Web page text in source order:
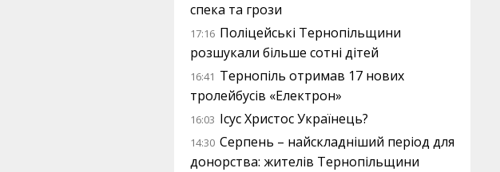
спека та грози
17:16 Поліцейські Тернопільщини
розшукали більше сотні дітей
16:41 Тернопіль отримав 17 нових
тролейбусів «Електрон»
16:03 Ісус Христос Українець?
14:30 Серпень – найскладніший період для
донорства: жителів Тернопільщини